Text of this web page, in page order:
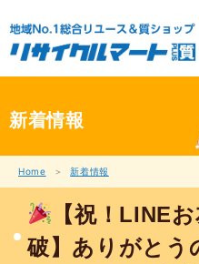
容
ス
キ
プ新着情報
Home 新着情報
【祝！LINE
破】ありがとう